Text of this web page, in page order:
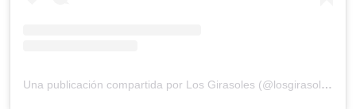
Una publicación compartida por Los Girasoles (@losgirasolesmexico)